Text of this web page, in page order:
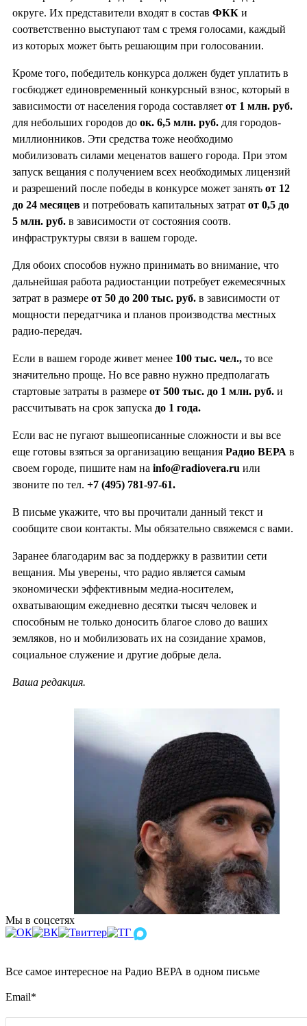
округе. Их представители входят в состав ФКК и
соответственно выступают там с тремя голосами, каждый
из которых может быть решающим при голосовании.
Кроме того, победитель конкурса должен будет уплатить в
госбюджет единовременный конкурсный взнос, который в
зависимости от населения города составляет от 1 млн. руб.
для небольших городов до ок. 6,5 млн. руб. для городов-
миллионников. Эти средства тоже необходимо
мобилизовать силами меценатов вашего города. При этом
запуск вещания с получением всех необходимых лицензий
и разрешений после победы в конкурсе может занять от 12
до 24 месяцев и потребовать капитальных затрат от 0,5 до
5 млн. руб. в зависимости от состояния соотв.
инфраструктуры связи в вашем городе.
Для обоих способов нужно принимать во внимание, что
дальнейшая работа радиостанции потребует ежемесячных
затрат в размере от 50 до 200 тыс. руб. в зависимости от
мощности передатчика и планов производства местных
радио-передач.
Если в вашем городе живет менее 100 тыс. чел., то все
значительно проще. Но все равно нужно предполагать
стартовые затраты в размере от 500 тыс. до 1 млн. руб. и
рассчитывать на срок запуска до 1 года.
Если вас не пугают вышеописанные сложности и вы все
еще готовы взяться за организацию вещания Радио ВЕРА в
своем городе, пишите нам на info@radiovera.ru или
звоните по тел. +7 (495) 781-97-61.
В письме укажите, что вы прочитали данный текст и
сообщите свои контакты. Мы обязательно свяжемся с вами.
Заранее благодарим вас за поддержку в развитии сети
вещания. Мы уверены, что радио является самым
экономически эффективным медиа-носителем,
охватывающим ежедневно десятки тысяч человек и
способным не только доносить благое слово до ваших
земляков, но и мобилизовать их на созидание храмов,
социальное служение и другие добрые дела.
Ваша редакция.
Мы в соцсетях
Все самое интересное на Радио ВЕРА в одном письме
Email*